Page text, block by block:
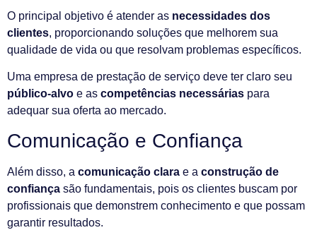
O principal objetivo é atender as necessidades dos
clientes, proporcionando soluções que melhorem sua
qualidade de vida ou que resolvam problemas específicos.
Uma empresa de prestação de serviço deve ter claro seu
público-alvo e as competências necessárias para
adequar sua oferta ao mercado.
Comunicação e Confiança
Além disso, a comunicação clara e a construção de
confiança são fundamentais, pois os clientes buscam por
profissionais que demonstrem conhecimento e que possam
garantir resultados.